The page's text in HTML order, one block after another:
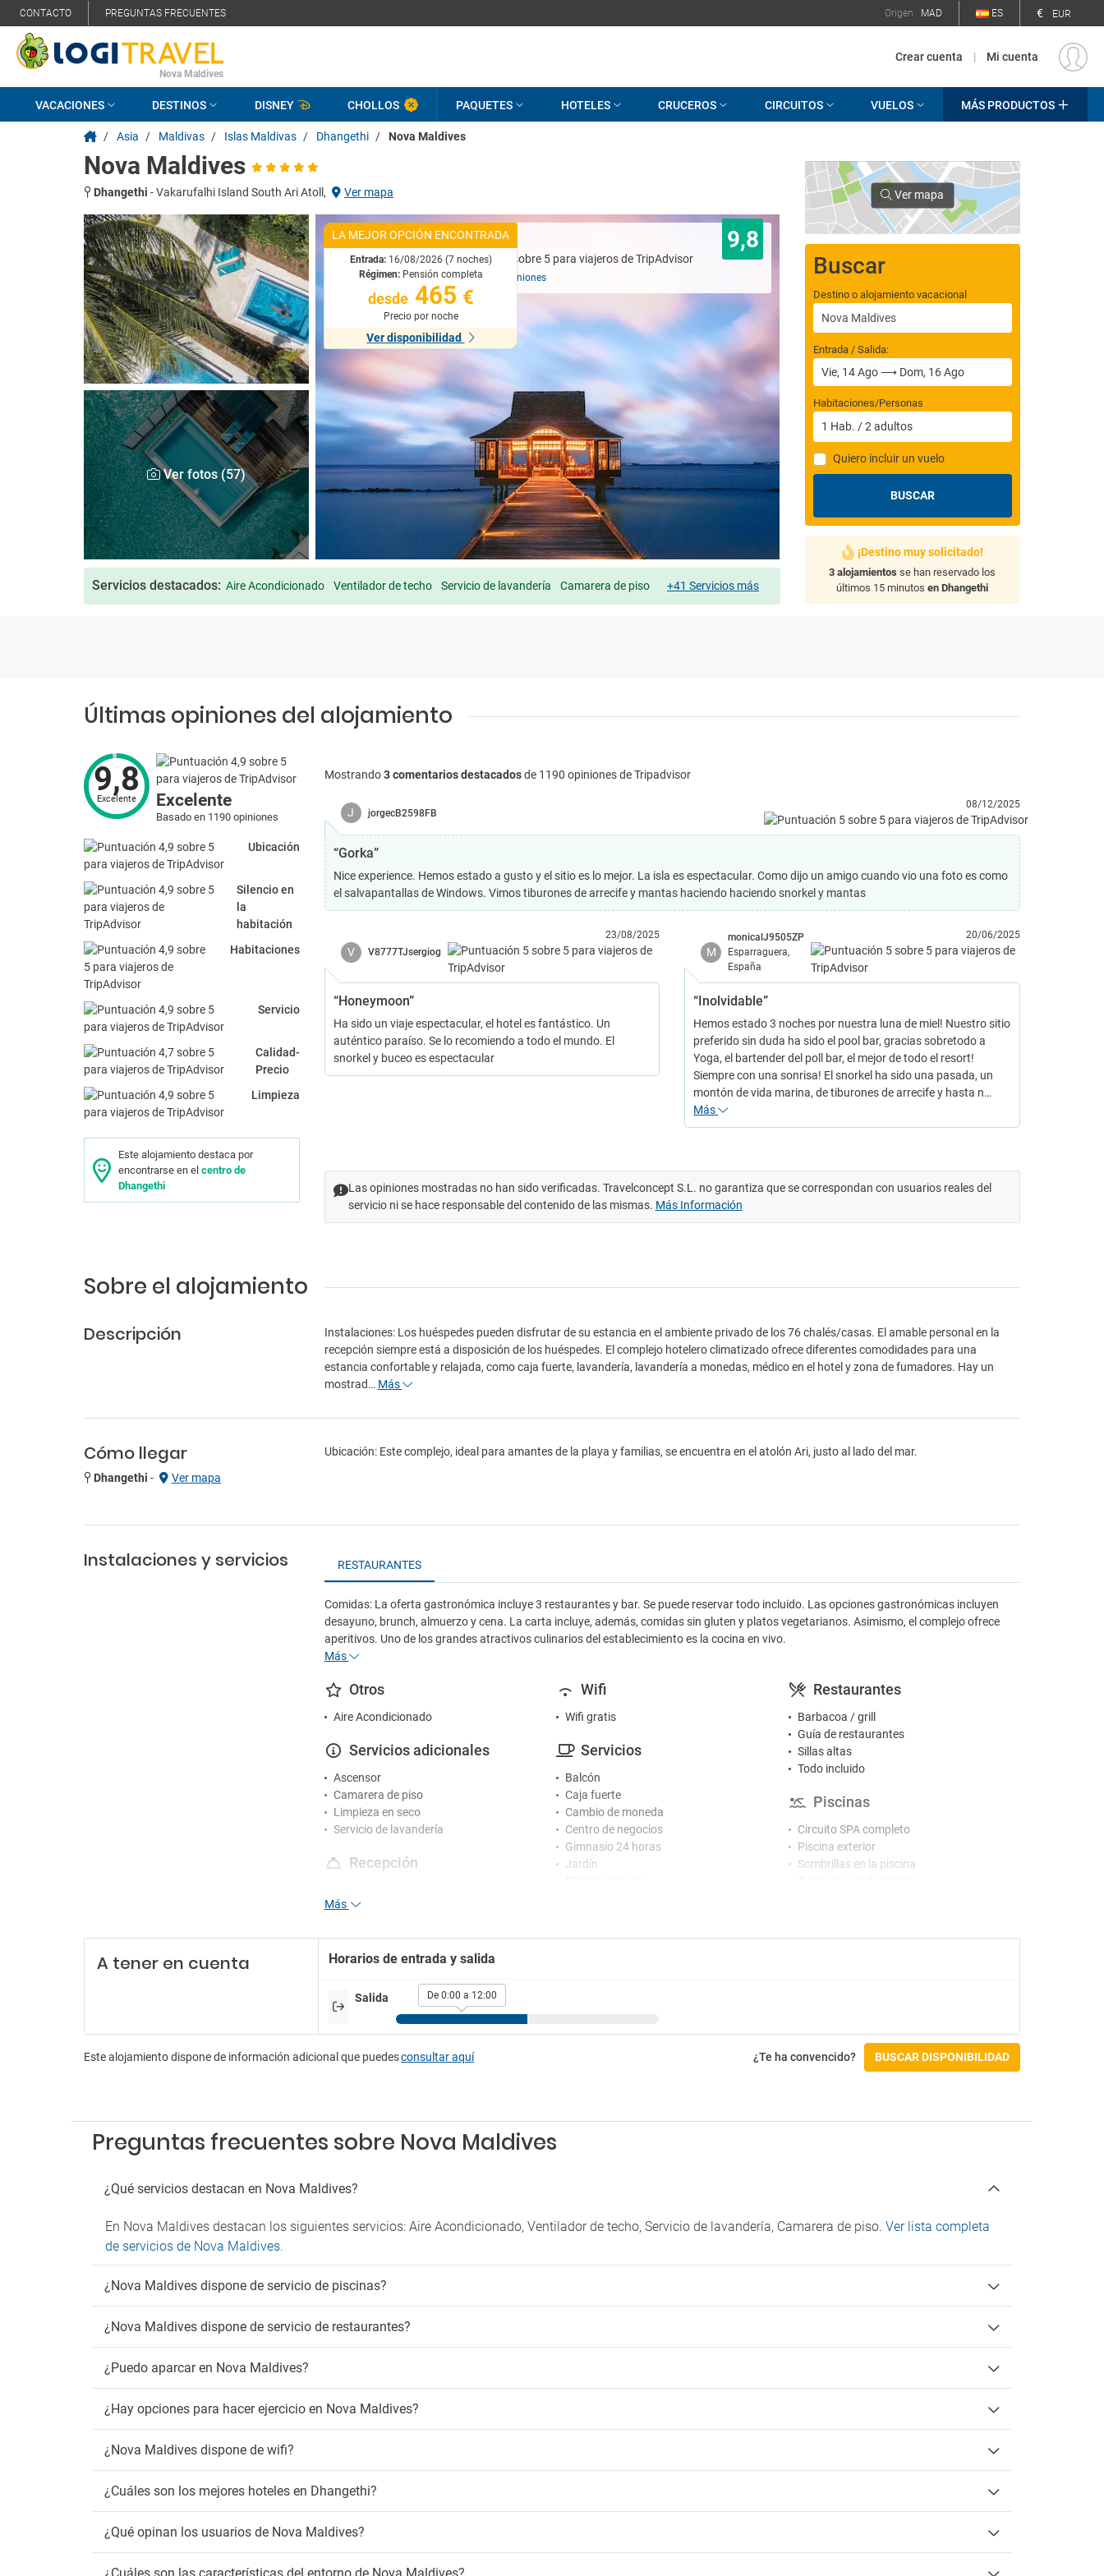
CONTACTO PREGUNTAS FRECUENTES Origen MAD ES € EUR
Nova Maldives
Crear cuenta | Mi cuenta
VACACIONES DESTINOS DISNEY CHOLLOS PAQUETES HOTELES CRUCEROS CIRCUITOS VUELOS MÁS PRODUCTOS
/ Asia / Maldivas / Islas Maldivas / Dhangethi / Nova Maldives
Nova Maldives
Dhangethi -Vakarufalhi Island South Ari Atoll, Ver mapa
Ver fotos (57)
Excelente 9,8
Basado en1190 opiniones
LA MEJOR OPCIÓN ENCONTRADA
Entrada: 16/08/2026 (7 noches)
Régimen: Pensión completa
desde 465 €
Precio por noche
Ver disponibilidad
Servicios destacados: Aire Acondicionado Ventilador de techo Servicio de lavandería Camarera de piso +41 Servicios más
Ver mapa
Buscar
Destino o alojamiento vacacional
Entrada / Salida:
Habitaciones/Personas
1 Hab. /2 adultos
Quiero incluir un vuelo
BUSCAR
¡Destino muy solicitado!
3 alojamientos se han reservado los
últimos 15 minutosen Dhangethi
Últimas opiniones del alojamiento
9,8
Excelente Excelente
Basado en 1190 opiniones
Ubicación
Silencio en
la
habitación
Habitaciones
Servicio
Calidad-
Precio
Limpieza
Este alojamiento destaca por
encontrarse en el centro de
Dhangethi
Mostrando3 comentarios destacadosde 1190 opiniones de Tripadvisor
J jorgecB2598FB
08/12/2025
“Gorka”
Nice experience. Hemos estado a gusto y el sitio es lo mejor. La isla es espectacular. Como dijo un amigo cuando vio una foto es como
el salvapantallas de Windows. Vimos tiburones de arrecife y mantas haciendo haciendo snorkel y mantas
V V8777TJsergiog
23/08/2025
“Honeymoon”
Ha sido un viaje espectacular, el hotel es fantástico. Un
auténtico paraíso. Se lo recomiendo a todo el mundo. El
snorkel y buceo es espectacular
M
monicalJ9505ZP
Esparraguera,
España
20/06/2025
“Inolvidable”
Hemos estado 3 noches por nuestra luna de miel! Nuestro sitio
preferido sin duda ha sido el pool bar, gracias sobretodo a
Yoga, el bartender del poll bar, el mejor de todo el resort!
Siempre con una sonrisa! El snorkel ha sido una pasada, un
montón de vida marina, de tiburones de arrecife y hasta n…
Más
Las opiniones mostradas no han sido verificadas. Travelconcept S.L. no garantiza que se correspondan con usuarios reales del
servicio ni se hace responsable del contenido de las mismas. Más Información
Sobre el alojamiento
Descripción
Instalaciones: Los huéspedes pueden disfrutar de su estancia en el ambiente privado de los 76 chalés/casas. El amable personal en la
recepción siempre está a disposición de los huéspedes. El complejo hotelero climatizado ofrece diferentes comodidades para una
estancia confortable y relajada, como caja fuerte, lavandería, lavandería a monedas, médico en el hotel y zona de fumadores. Hay un
mostrad… Más
Cómo llegar
Dhangethi - Ver mapa
Ubicación: Este complejo, ideal para amantes de la playa y familias, se encuentra en el atolón Ari, justo al lado del mar.
Instalaciones y servicios RESTAURANTES
Comidas: La oferta gastronómica incluye 3 restaurantes y bar. Se puede reservar todo incluido. Las opciones gastronómicas incluyen
desayuno, brunch, almuerzo y cena. La carta incluye, además, comidas sin gluten y platos vegetarianos. Asimismo, el complejo ofrece
aperitivos. Uno de los grandes atractivos culinarios del establecimiento es la cocina en vivo.
Más
Otros
Aire Acondicionado
Servicios adicionales
Ascensor
Camarera de piso
Limpieza en seco
Servicio de lavandería
Recepción
Recepción 24 horas
Entretenimiento
Parking
Wifi
Wifi gratis
Servicios
Balcón
Caja fuerte
Cambio de moneda
Centro de negocios
Gimnasio 24 horas
Jardín
Restaurantes
Barbacoa / grill
Guía de restaurantes
Sillas altas
Todo incluido
Piscinas
Circuito SPA completo
Piscina exterior
Sombrillas en la piscina
Masajes
Check-in/Check-out
Más
A tener en cuenta Horarios de entrada y salida
Salida De 0:00 a 12:00
Este alojamiento dispone de información adicional que puedesconsultar aquí ¿Te ha convencido? BUSCAR DISPONIBILIDAD
Preguntas frecuentes sobre Nova Maldives
¿Qué servicios destacan en Nova Maldives?
En Nova Maldives destacan los siguientes servicios: Aire Acondicionado, Ventilador de techo, Servicio de lavandería, Camarera de piso. Ver lista completa
de servicios de Nova Maldives.
¿Nova Maldives dispone de servicio de piscinas?
¿Nova Maldives dispone de servicio de restaurantes?
¿Puedo aparcar en Nova Maldives?
¿Hay opciones para hacer ejercicio en Nova Maldives?
¿Nova Maldives dispone de wifi?
¿Cuáles son los mejores hoteles en Dhangethi?
¿Qué opinan los usuarios de Nova Maldives?